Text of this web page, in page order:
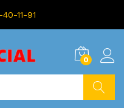
11-91
0